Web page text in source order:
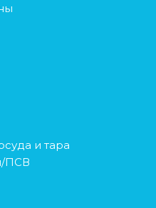
и тара
ПСВ